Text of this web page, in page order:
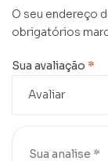
O seu endereço
obrigatórios
Sua avaliação *